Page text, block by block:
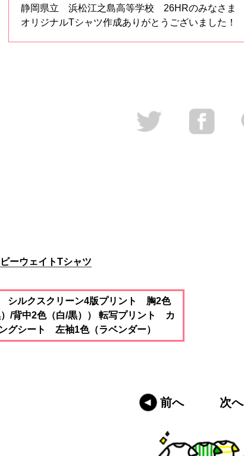
静岡県立 浜松江之島高等学校 26HRのみなさま
オリジナルTシャツ作成ありがとうございました！
ーウェイトTシャツ
シルクスクリーン4版プリント 胸2色
）/背中2色（白/黒）） 転写プリント カ
グシート 左袖1色（ラベンダー）
前へ 次へ